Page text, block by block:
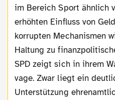
im Bereich Sport ähnlich
erhöhten Einfluss von
korrupten Mechanismen
Haltung zu
SPD zeigt sich in ihrem
vage. Zwar liegt ein
Unterstützung